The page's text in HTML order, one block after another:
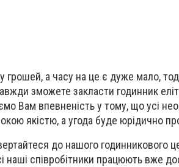
а часу на це є дуже мало,
зможете закласти годинник
Вам впевненість у тому, що усі
якістю, а угода буде юрідично
до нашого годинникового
наші співробітники працюють вже